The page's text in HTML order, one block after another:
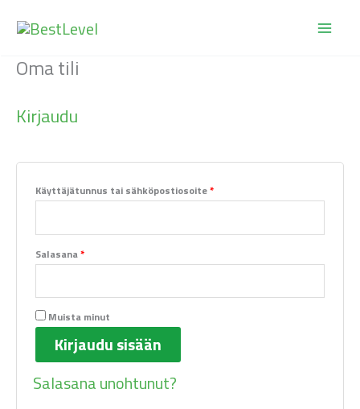
sisältöön
Oma tili
Kirjaudu
Käyttäjätunnus tai sähköpostiosoite*
Salasana*
Muista minut
Kirjaudu sisään
Salasana unohtunut?